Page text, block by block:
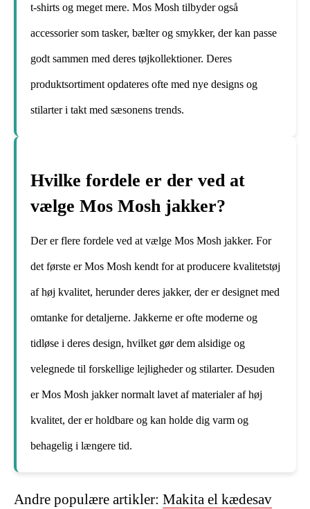
t-shirts og meget mere. Mos Mosh tilbyder også
accessorier som tasker, bælter og smykker, der kan passe
godt sammen med deres tøjkollektioner. Deres
produktsortiment opdateres ofte med nye designs og
stilarter i takt med sæsonens trends.
Hvilke fordele er der ved at
vælge Mos Mosh jakker?
Der er flere fordele ved at vælge Mos Mosh jakker. For
det første er Mos Mosh kendt for at producere kvalitetstøj
af høj kvalitet, herunder deres jakker, der er designet med
omtanke for detaljerne. Jakkerne er ofte moderne og
tidløse i deres design, hvilket gør dem alsidige og
velegnede til forskellige lejligheder og stilarter. Desuden
er Mos Mosh jakker normalt lavet af materialer af høj
kvalitet, der er holdbare og kan holde dig varm og
behagelig i længere tid.
Andre populære artikler: Makita el kædesav